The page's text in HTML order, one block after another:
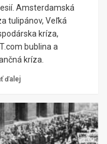
Amsterdamská
tulipánov, Veľká
kríza,
bublina a
kríza.
ďalej